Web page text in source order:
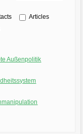
Articles
Außenpolitik